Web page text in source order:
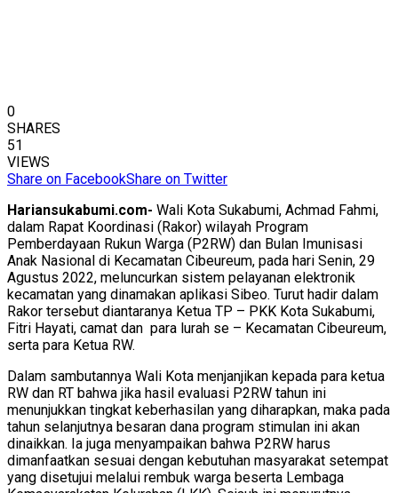
0
SHARES
51
VIEWS
Share on FacebookShare on Twitter
Hariansukabumi.com- Wali Kota Sukabumi, Achmad Fahmi,
dalam Rapat Koordinasi (Rakor) wilayah Program
Pemberdayaan Rukun Warga (P2RW) dan Bulan Imunisasi
Anak Nasional di Kecamatan Cibeureum, pada hari Senin, 29
Agustus 2022, meluncurkan sistem pelayanan elektronik
kecamatan yang dinamakan aplikasi Sibeo. Turut hadir dalam
Rakor tersebut diantaranya Ketua TP – PKK Kota Sukabumi,
Fitri Hayati, camat dan para lurah se – Kecamatan Cibeureum,
serta para Ketua RW.
Dalam sambutannya Wali Kota menjanjikan kepada para ketua
RW dan RT bahwa jika hasil evaluasi P2RW tahun ini
menunjukkan tingkat keberhasilan yang diharapkan, maka pada
tahun selanjutnya besaran dana program stimulan ini akan
dinaikkan. Ia juga menyampaikan bahwa P2RW harus
dimanfaatkan sesuai dengan kebutuhan masyarakat setempat
yang disetujui melalui rembuk warga beserta Lembaga